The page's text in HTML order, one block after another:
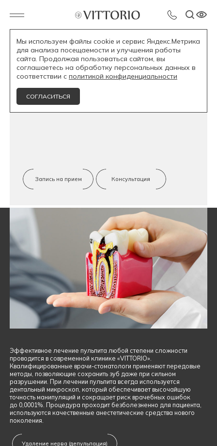
Услуги
Лечение зубов — терапевтическая
стоматология
Лечение пульпита
Лечение пульпита
Запись на прием Консультация
Эффективное лечение пульпита любой степени сложности
проводится в современной клинике «VITTORIO».
Квалифицированные врачи-стоматологи применяют передовые
методы, позволяющие сохранить зуб даже при сильном
разрушении. При лечении пульпита всегда используется
дентальный микроскоп, который обеспечивает высочайшую
точность манипуляций и сокращает риск врачебных ошибок
до 0,0001%. Процедура проходит безболезненно для пациента,
используются качественные анестетические средства нового
поколения.
Удаление нерва (депульпация)
Мы используем файлы cookie и сервис Яндекс.Метрика
для анализа посещаемости и улучшения работы
сайта. Продолжая пользоваться сайтом, вы
соглашаетесь на обработку персональных данных в
соответствии с политикой конфиденциальности
СОГЛАСИТЬСЯ